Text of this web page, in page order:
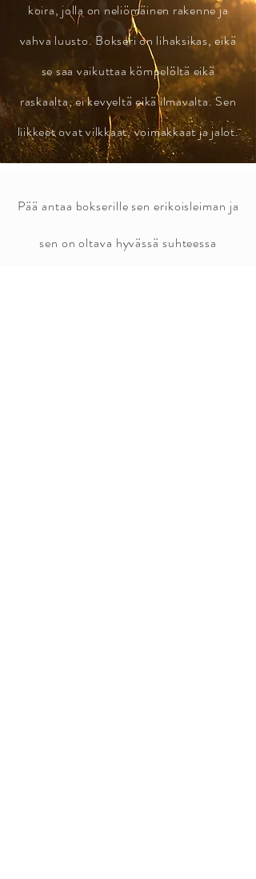
koira, jolla on neliömäinen rakenne ja
vahva luusto. Bokseri on lihaksikas, eikä
se saa vaikuttaa kömpelöltä eikä
raskaalta, ei kevyeltä eikä ilmavalta. Sen
liikkeet ovat vilkkaat, voimakkaat ja jalot.
Pää antaa bokserille sen erikoisleiman ja
sen on oltava hyvässä suhteessa